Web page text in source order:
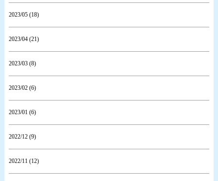
2023/05 (18)
2023/04 (21)
2023/03 (8)
2023/02 (6)
2023/01 (6)
2022/12 (9)
2022/11 (12)